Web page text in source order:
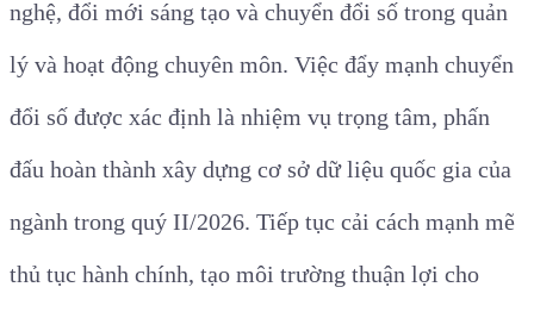
nghệ, đổi mới sáng tạo và chuyển đổi số trong quản
lý và hoạt động chuyên môn. Việc đẩy mạnh chuyển
đổi số được xác định là nhiệm vụ trọng tâm, phấn
đấu hoàn thành xây dựng cơ sở dữ liệu quốc gia của
ngành trong quý II/2026. Tiếp tục cải cách mạnh mẽ
thủ tục hành chính, tạo môi trường thuận lợi cho